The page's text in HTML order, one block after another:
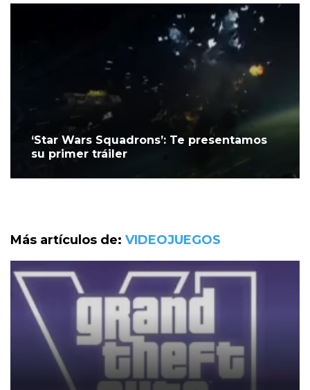
‘Star Wars Squadrons’: Te presentamos
su primer tráiler
Más artículos de: VIDEOJUEGOS